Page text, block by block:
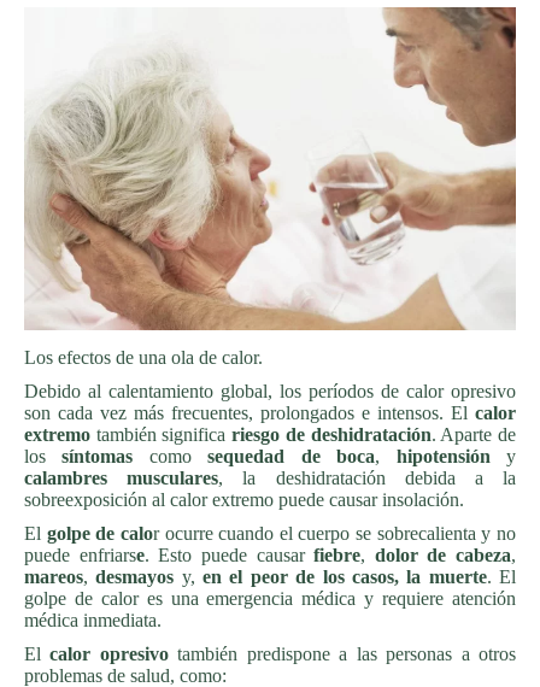
Los efectos de una ola de calor.
Debido al calentamiento global, los períodos de calor opresivo
son cada vez más frecuentes, prolongados e intensos. El calor
extremo también significariesgo de deshidratación. Aparte de
lossíntomas comosequedad de boca, hipotensión y
calambres musculares, la deshidratación debida a la
sobreexposición al calor extremo puede causar insolación.
El golpe de calor ocurre cuando el cuerpo se sobrecalienta y no
puede enfriarse. Esto puede causarfiebre, dolor de cabeza,
mareos,desmayos y,en el peor de los casos, la muerte. El
golpe de calor es una emergencia médica y requiere atención
médica inmediata.
Elcalor opresivotambién predispone a las personas a otros
problemas de salud, como: